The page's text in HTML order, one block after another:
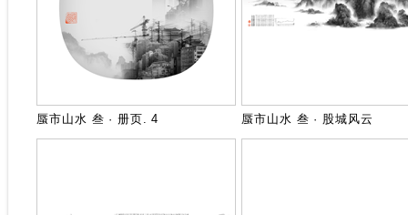
蜃市山水 叁 · 册页. 4 蜃市山水 叁 · 股城风云